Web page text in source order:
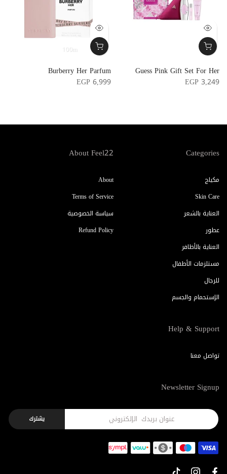
100m
Burberry Her Parfum
EGP 6,999
Guess Pink Gift Set For Her
EGP 3,249
Categories
مكياج
Skin Care
العناية بالشعر
عطور
العناية بالأظافر
مستلزمات الأطفال
للرجال
الإستحمام والجسم
About Feel22
About
Terms of Service
سياسة الخصوصية
Refund Policy
Help & Support
تواصل معنا
Newsletter Signup
يشترك